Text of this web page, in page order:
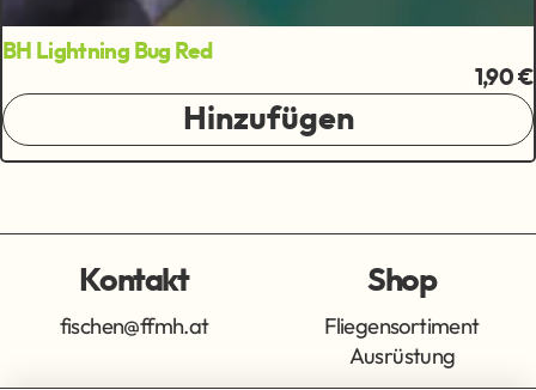
BH Lightning Bug Red
1,90 €
Hinzufügen
Kontakt
fischen@ffmh.at
Shop
Fliegensortiment
Ausrüstung